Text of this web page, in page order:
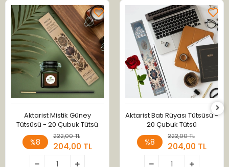
Aktarist Mistik Güney
Tütsüsü - 20 Çubuk Tütsü
%8
222,00 TL
204,00 TL
Aktarist Batı Rüyası Tütsüsü -
20 Çubuk Tütsü
%8
222,00 TL
204,00 TL